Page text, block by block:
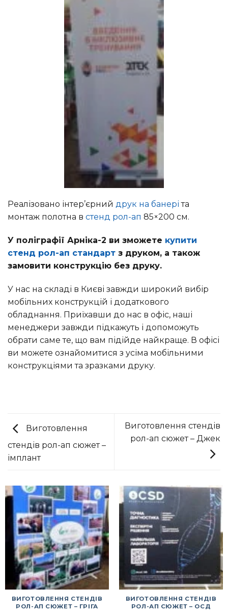
Реалізовано інтер’єрний друк на банері та
монтаж полотна в стенд рол-ап 85×200 см.
У поліграфії Арніка-2 ви зможете купити
стенд рол-ап стандарт з друком, а також
замовити конструкцію без друку.
У нас на складі в Києві завжди широкий вибір
мобільних конструкцій і додаткового
обладнання. Приїхавши до нас в офіс, наші
менеджери завжди підкажуть і допоможуть
обрати саме те, що вам підійде найкраще. В офісі
ви можете ознайомитися з усіма мобільними
конструкціями та зразками друку.
Виготовлення
стендів рол-ап сюжет –
імплант
Виготовлення стендів
рол-ап сюжет – Джек
ВИГОТОВЛЕННЯ СТЕНДІВ
РОЛ-АП СЮЖЕТ – ГРІГА
ВИГОТОВЛЕННЯ СТЕНДІВ
РОЛ-АП СЮЖЕТ – ОСД